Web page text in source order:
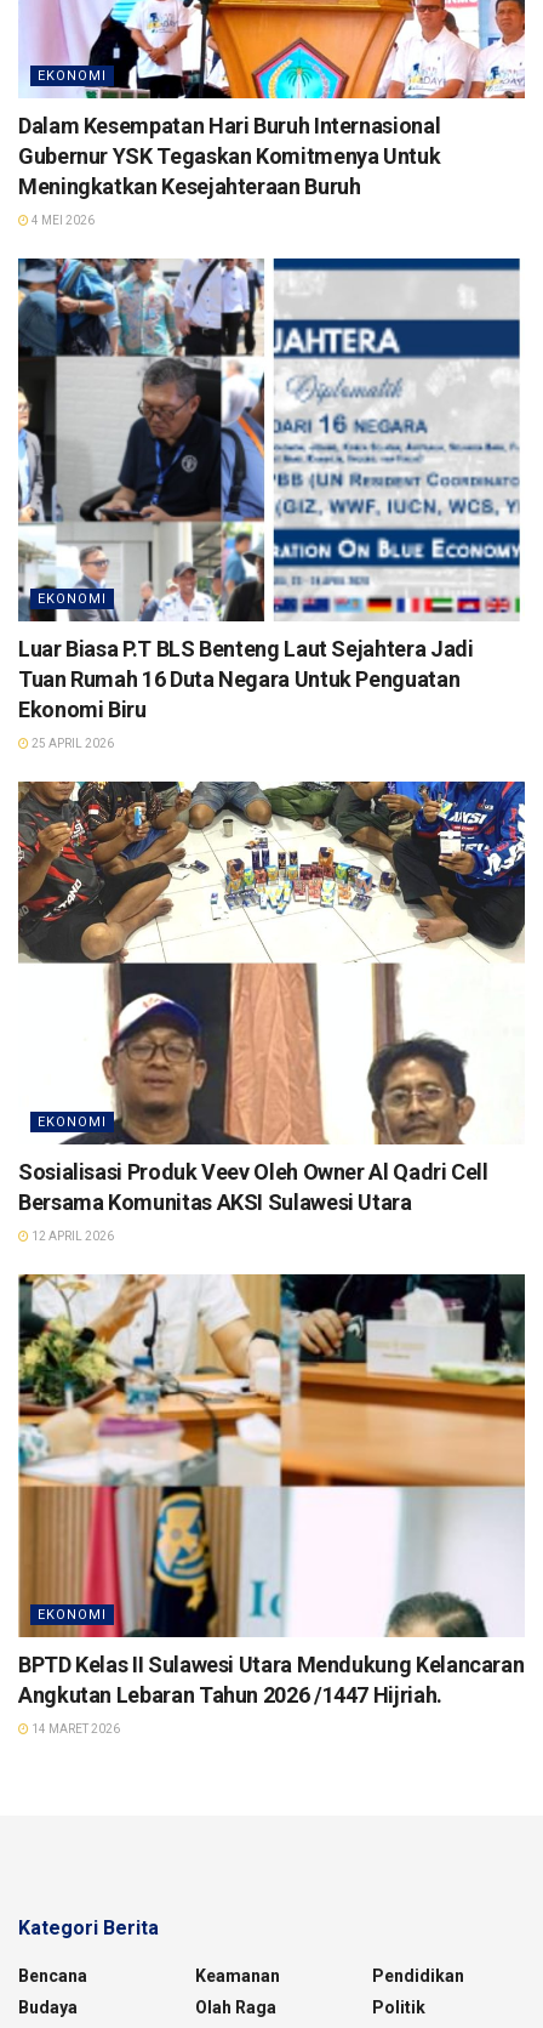
EKONOMI
Dalam Kesempatan Hari Buruh Internasional
Gubernur YSK Tegaskan Komitmenya Untuk
Meningkatkan Kesejahteraan Buruh
4 MEI 2026
EKONOMI
Luar Biasa P.T BLS Benteng Laut Sejahtera Jadi
Tuan Rumah 16 Duta Negara Untuk Penguatan
Ekonomi Biru
25 APRIL 2026
EKONOMI
Sosialisasi Produk Veev Oleh Owner Al Qadri Cell
Bersama Komunitas AKSI Sulawesi Utara
12 APRIL 2026
EKONOMI
BPTD Kelas II Sulawesi Utara Mendukung Kelancaran
Angkutan Lebaran Tahun 2026 /1447 Hijriah.
14 MARET 2026
Kategori Berita
Bencana
Budaya
Keamanan
Olah Raga
Pendidikan
Politik